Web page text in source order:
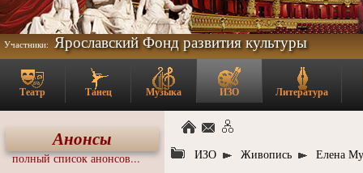
Участники: Ярославский Фонд развития культуры
Театр Танец Музыка ИЗО Литература
Анонсы
полный список анонсов... ИЗО Живопись Елена